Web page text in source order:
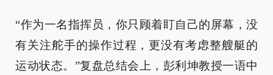
“作为一名指挥员，你只顾着盯自己的屏幕，没
有关注舵手的操作过程，更没有考虑整艘艇的
运动状态。”复盘总结会上，彭利坤教授一语中